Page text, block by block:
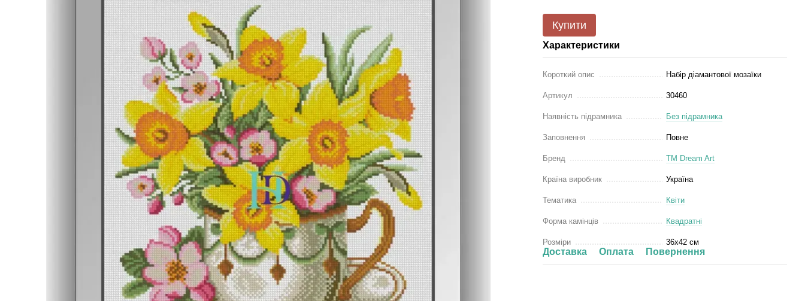
Купити
Характеристики
Короткий опис Набір діамантової мозаїки
Артикул 30460
Наявність підрамника Без підрамника
Заповнення Повне
Бренд ТМ Dream Art
Країна виробник Україна
Тематика Квіти
Форма камінців Квадратні
Розміри 36x42 см
Доставка Оплата Повернення